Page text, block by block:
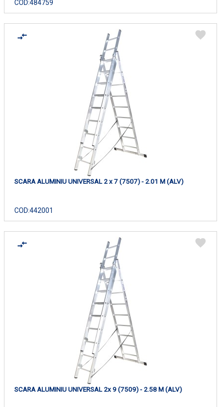
COD:484759
SCARA ALUMINIU UNIVERSAL 2 x 7 (7507) - 2.01 M (ALV)
COD:442001
SCARA ALUMINIU UNIVERSAL 2x 9 (7509) - 2.58 M (ALV)